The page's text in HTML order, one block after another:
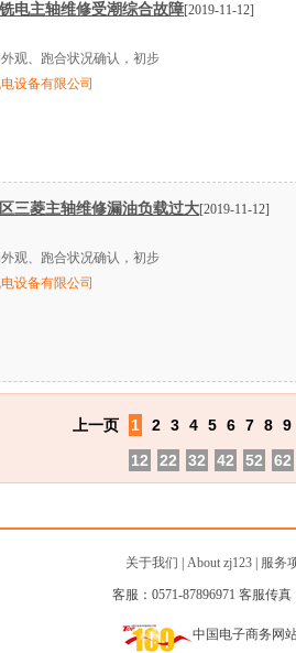
电主轴维修受潮综合故障[2019-11-12]
观、跑合状况确认，初步
设备有限公司
三菱主轴维修漏油负载过大[2019-11-12]
观、跑合状况确认，初步
设备有限公司
上一页 1 2 3 4 5 6 7 8 9
12
22 32 42 52 62
关于我们 About zj123| 服务
客服：0571-87896971 客服传真
中国电子商务网